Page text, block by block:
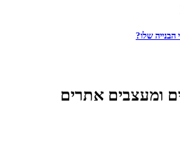
שלו?
ומעצבים אתרים